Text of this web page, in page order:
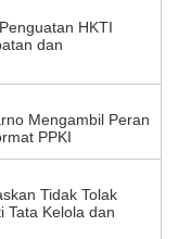
HKTI
dan
Mengambil Peran
PPKI
Tidak Tolak
Tata Kelola dan